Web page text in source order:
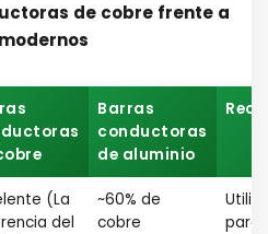
de cobre frente a
Barras
conductoras
de aluminio
(La
del
~60% de
cobre
para